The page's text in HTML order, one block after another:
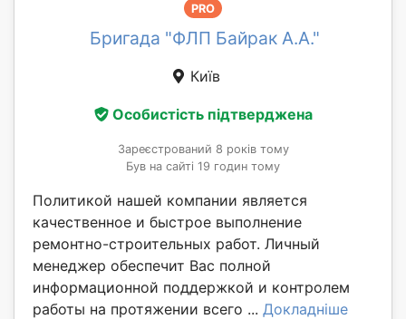
PRO
Бригада "ФЛП Байрак А.А."
Київ
Особистість підтверджена
Зареєстрований 8 років тому
Був на сайті 19 годин тому
Политикой нашей компании является
качественное и быстрое выполнение
ремонтно-строительных работ. Личный
менеджер обеспечит Вас полной
информационной поддержкой и контролем
работы на протяжении всего ... Докладніше